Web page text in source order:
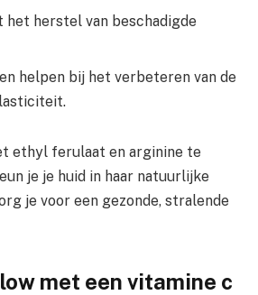
het herstel van beschadigde
helpen bij het verbeteren van de
ethyl ferulaat en arginine te
je je huid in haar natuurlijke
je voor een gezonde, stralende
met een vitamine c